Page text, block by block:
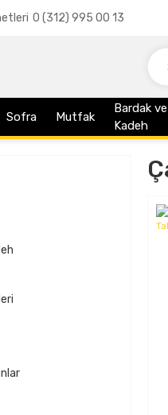
0 (312) 995 00 13
Sofra Mutfak
Bardak ve
Kadeh